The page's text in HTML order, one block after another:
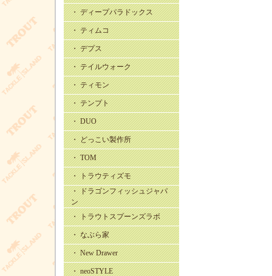
・ ディープパラドックス
・ ティムコ
・ デプス
・ テイルウォーク
・ ティモン
・ テンプト
・ DUO
・ どっこい製作所
・ TOM
・ トラウティズモ
・ ドラゴンフィッシュジャパ
ン
・ トラウトスプーンズラボ
・ なぶら家
・ New Drawer
・ neoSTYLE